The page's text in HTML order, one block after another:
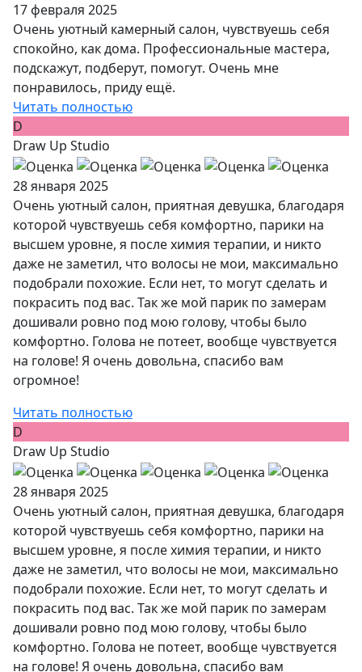
17 февраля 2025
Очень уютный камерный салон, чувствуешь себя
спокойно, как дома. Профессиональные мастера,
подскажут, подберут, помогут. Очень мне
понравилось, приду ещё.
Читать полностью
D
Draw Up Studio
28 января 2025
Очень уютный салон, приятная девушка, благодаря
которой чувствуешь себя комфортно, парики на
высшем уровне, я после химия терапии, и никто
даже не заметил, что волосы не мои, максимально
подобрали похожие. Если нет, то могут сделать и
покрасить под вас. Так же мой парик по замерам
дошивали ровно под мою голову, чтобы было
комфортно. Голова не потеет, вообще чувствуется
на голове! Я очень довольна, спасибо вам
огромное!
Читать полностью
D
Draw Up Studio
28 января 2025
Очень уютный салон, приятная девушка, благодаря
которой чувствуешь себя комфортно, парики на
высшем уровне, я после химия терапии, и никто
даже не заметил, что волосы не мои, максимально
подобрали похожие. Если нет, то могут сделать и
покрасить под вас. Так же мой парик по замерам
дошивали ровно под мою голову, чтобы было
комфортно. Голова не потеет, вообще чувствуется
на голове! Я очень довольна, спасибо вам